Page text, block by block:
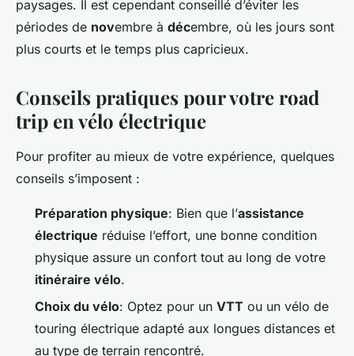
paysages. Il est cependant conseillé d’éviter les
périodes de novembre à décembre, où les jours sont
plus courts et le temps plus capricieux.
Conseils pratiques pour votre road
trip en vélo électrique
Pour profiter au mieux de votre expérience, quelques
conseils s’imposent :
Préparation physique: Bien que l’assistance
électrique réduise l’effort, une bonne condition
physique assure un confort tout au long de votre
itinéraire vélo.
Choix du vélo: Optez pour un VTT ou un vélo de
touring électrique adapté aux longues distances et
au type de terrain rencontré.